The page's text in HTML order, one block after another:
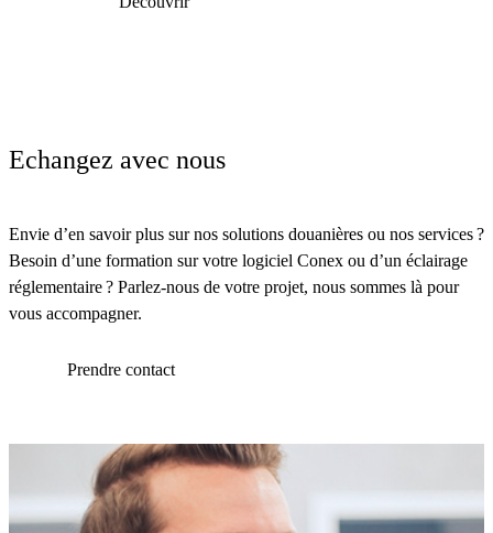
Echangez avec nous
Envie d’en savoir plus sur nos solutions douanières ou nos services ?
Besoin d’une formation sur votre logiciel Conex ou d’un éclairage
réglementaire ? Parlez-nous de votre projet, nous sommes là pour
vous accompagner.
Prendre contact